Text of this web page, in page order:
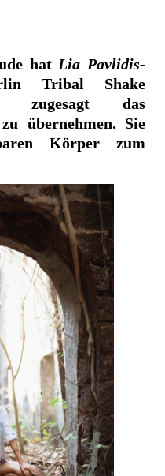
hat Lia Pavlidis-
Tribal Shake
zugesagt das
übernehmen. Sie
Körper zum